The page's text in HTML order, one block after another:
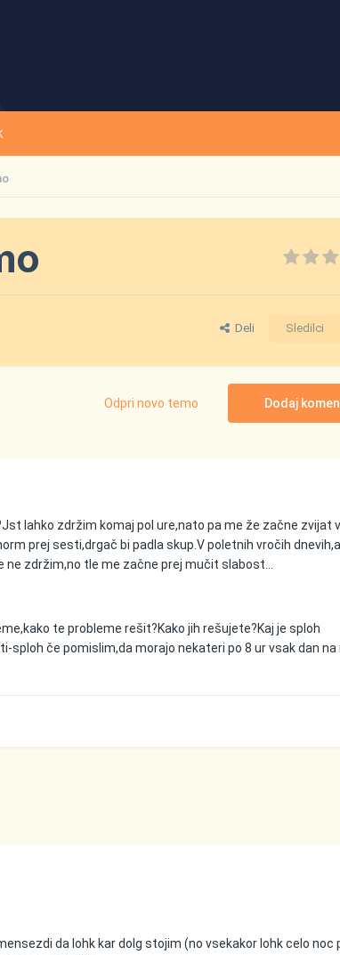
Deli Sledilci
Dodaj
Odpri novo temo
lahko zdržim komaj pol ure,nato pa me že začne zvijat
prej sesti,drgač bi padla skup.V poletnih vročih
zdržim,no tle me začne prej mučit slabost...
te probleme rešit?Kako jih rešujete?Kaj je sploh
sploh če pomislim,da morajo nekateri po 8 ur vsak dan
da lohk kar dolg stojim (no vsekakor lohk celo noc